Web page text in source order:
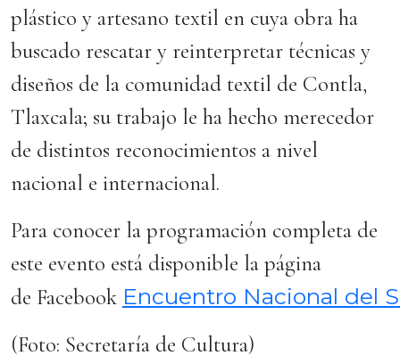
plástico y artesano textil en cuya obra ha
buscado rescatar y reinterpretar técnicas y
diseños de la comunidad textil de Contla,
Tlaxcala; su trabajo le ha hecho merecedor
de distintos reconocimientos a nivel
nacional e internacional.
Para conocer la programación completa de
este evento está disponible la página
de Facebook Encuentro Nacional del
(Foto: Secretaría de Cultura)